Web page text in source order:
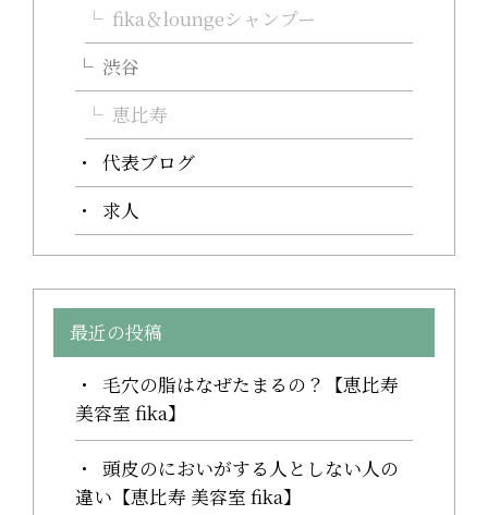
fika＆loungeシャンプー
渋谷
恵比寿
代表ブログ
求人
最近の投稿
毛穴の脂はなぜたまるの？【恵比寿
美容室 fika】
頭皮のにおいがする人としない人の
違い【恵比寿 美容室 fika】